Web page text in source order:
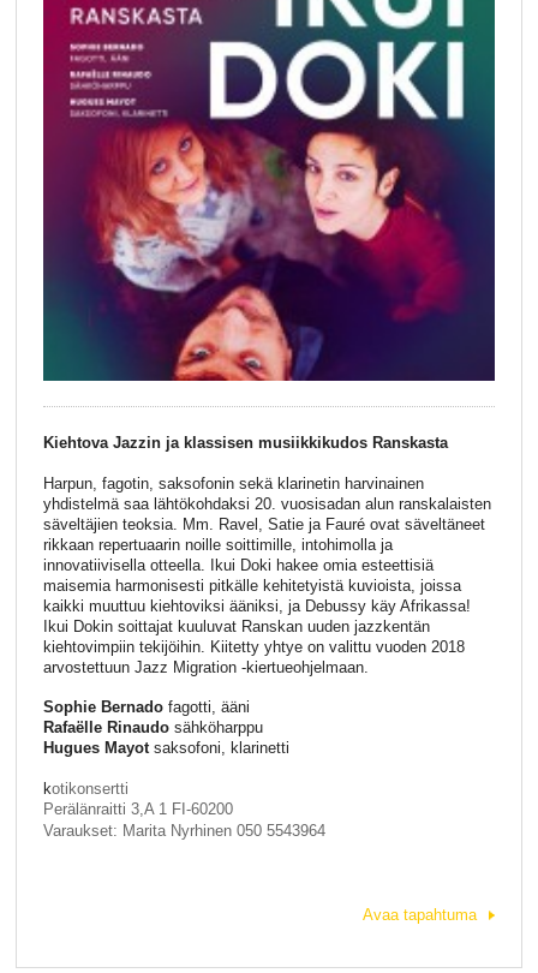
Kiehtova Jazzin ja klassisen musiikkikudos Ranskasta
Harpun, fagotin, saksofonin sekä klarinetin harvinainen
yhdistelmä saa lähtökohdaksi 20. vuosisadan alun ranskalaisten
säveltäjien teoksia. Mm. Ravel, Satie ja Fauré ovat säveltäneet
rikkaan repertuaarin noille soittimille, intohimolla ja
innovatiivisella otteella. Ikui Doki hakee omia esteettisiä
maisemia harmonisesti pitkälle kehitetyistä kuvioista, joissa
kaikki muuttuu kiehtoviksi ääniksi, ja Debussy käy Afrikassa!
Ikui Dokin soittajat kuuluvat Ranskan uuden jazzkentän
kiehtovimpiin tekijöihin. Kiitetty yhtye on valittu vuoden 2018
arvostettuun Jazz Migration -kiertueohjelmaan.
Sophie Bernadofagotti, ääni
Rafaëlle Rinaudosähköharppu
Hugues Mayotsaksofoni, klarinetti
kotikonsertti
Perälänraitti 3,A 1 FI-60200
Varaukset: Marita Nyrhinen 050 5543964
Avaa tapahtuma